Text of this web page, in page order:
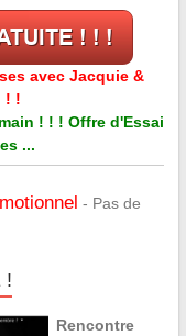
avec Jacquie &
! !
! ! ! Offre d'Essai
...
- Pas de
!
Rencontre